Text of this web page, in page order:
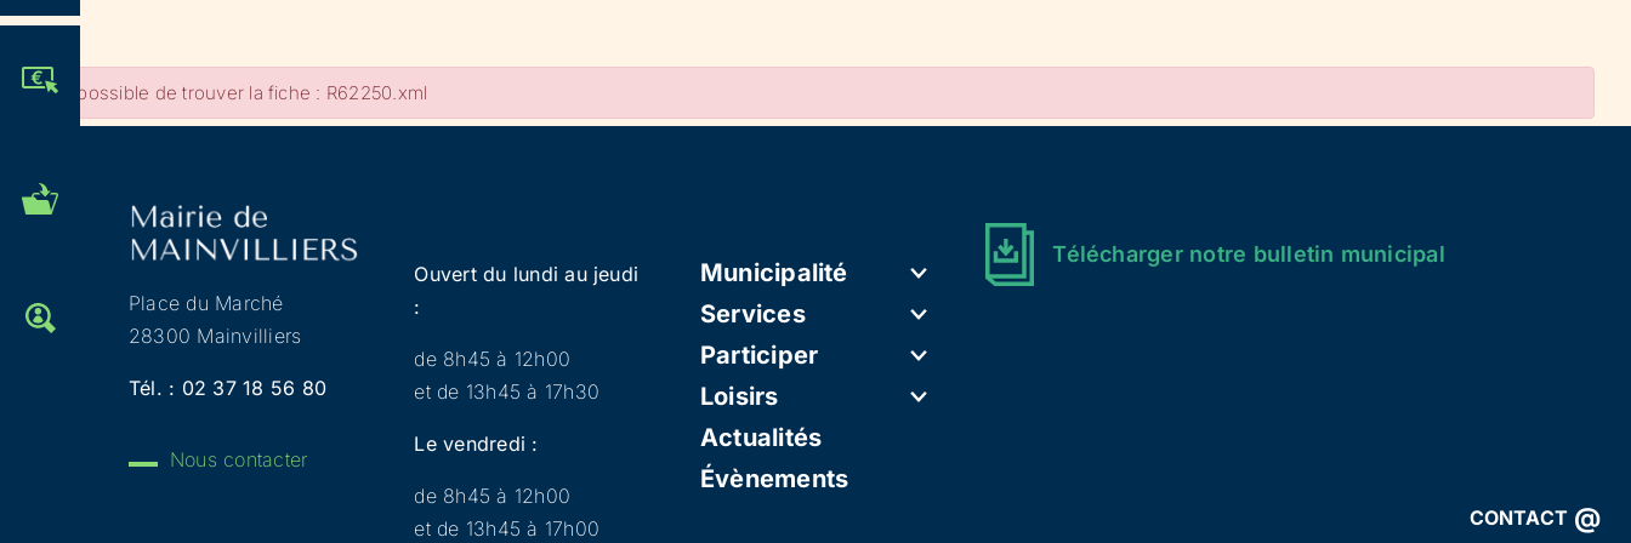
ADMINISTRATIVES
OFFRES D'EMPLOI
CONTACT @
Impossible de trouver la fiche : R62250.xml
Place du Marché
28300 Mainvilliers
Tél. : 02 37 18 56 80
Nous contacter
Ouvert du lundi au jeudi
:
de 8h45 à 12h00
et de 13h45 à 17h30
Le vendredi :
de 8h45 à 12h00
et de 13h45 à 17h00
Municipalité
Services
Participer
Loisirs
Actualités
Évènements
Télécharger notre bulletin municipal